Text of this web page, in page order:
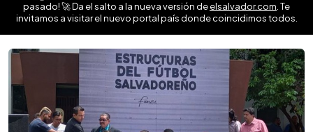
pasado! 🚀 Da el salto a la nueva versión deelsalvador.com . Te
invitamos a visitar el nuevo portal país donde coincidimos todos.